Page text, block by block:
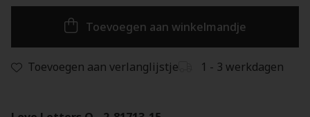
Toevoegen aan winkelmandje
Toevoegen aan verlanglijstje 1 - 3 werkdagen